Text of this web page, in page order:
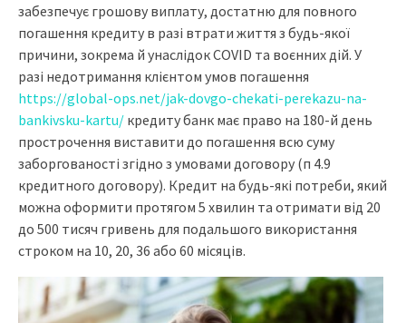
забезпечує грошову виплату, достатню для повного
погашення кредиту в разі втрати життя з будь-якої
причини, зокрема й унаслідок COVID та воєнних дій. У
разі недотримання клієнтом умов погашення
https://global-ops.net/jak-dovgo-chekati-perekazu-na-
bankivsku-kartu/ кредиту банк має право на 180-й день
прострочення виставити до погашення всю суму
заборгованості згідно з умовами договору (п 4.9
кредитного договору). Кредит на будь-які потреби, який
можна оформити протягом 5 хвилин та отримати від 20
до 500 тисяч гривень для подальшого використання
строком на 10, 20, 36 або 60 місяців.